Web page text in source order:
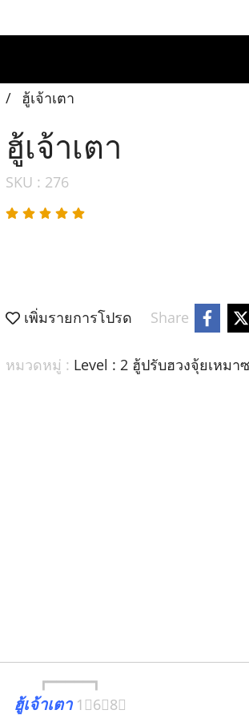
ฮู้เจ้าเตา
ฮู้เจ้าเตา
SKU : 276
เพิ่มรายการโปรด Share
หมวดหมู่ : Level : 2 ฮู้ปรับฮวงจุ้ยเหมา
┏━━━━━┓
ฮู้เจ้าเตา 1⃣6⃣8⃣